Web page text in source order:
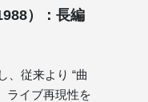
）：長編
、従来より “曲
ライブ再現性を